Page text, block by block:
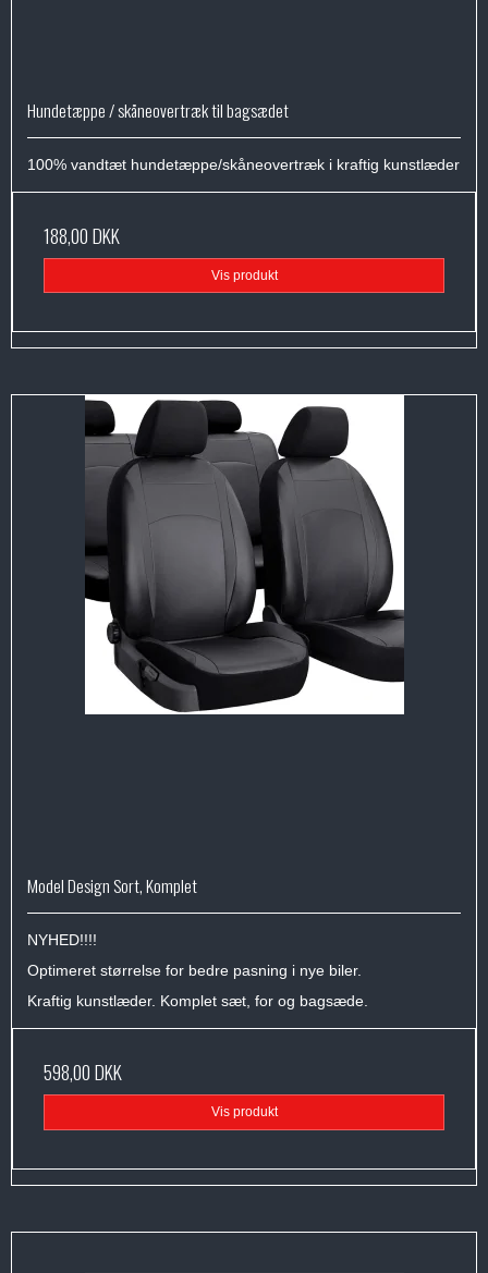
Hundetæppe / skåneovertræk til bagsædet
100% vandtæt hundetæppe/skåneovertræk i kraftig kunstlæder
188,00 DKK
Vis produkt
Model Design Sort, Komplet
NYHED!!!!
Optimeret størrelse for bedre pasning i nye biler.
Kraftig kunstlæder. Komplet sæt, for og bagsæde.
598,00 DKK
Vis produkt